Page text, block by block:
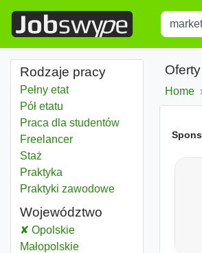
Title
Rodzaje pracy
Pełny etat
Pół etatu
Praca dla studentów
Freelancer
Staż
Praktyka
Praktyki zawodowe
Województwo
Marketing market communication
OpolskieWojewództwo
Marketing market communication
MałopolskieWojewództwo
Home